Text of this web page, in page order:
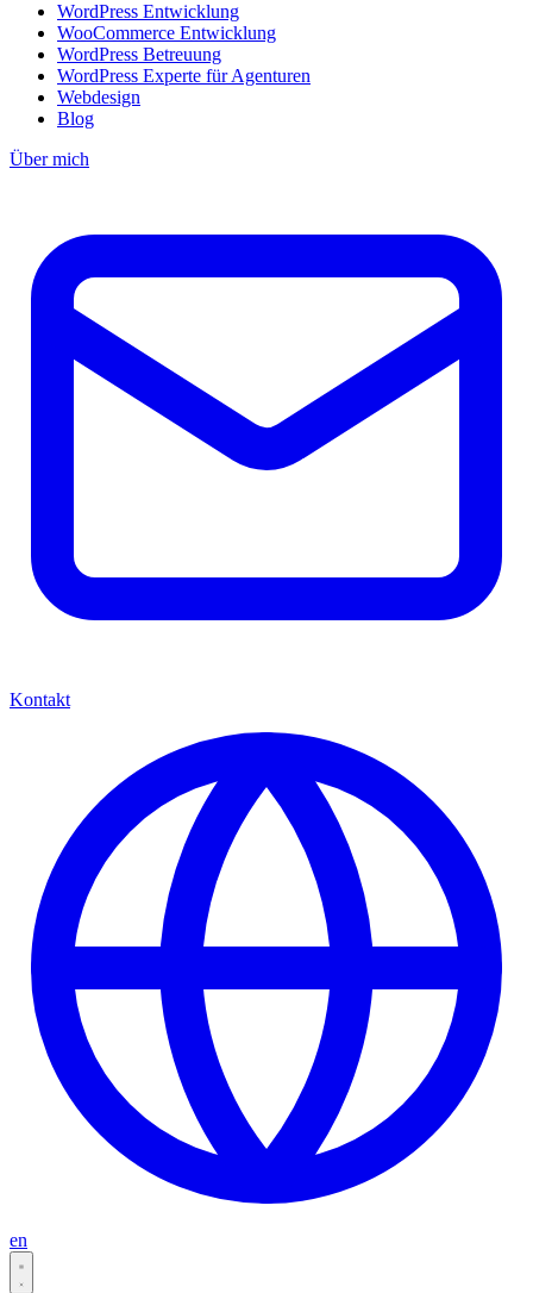
WordPress Entwicklung
WooCommerce Entwicklung
WordPress Betreuung
WordPress Experte für Agenturen
Webdesign
Blog
Über mich
Kontakt
en